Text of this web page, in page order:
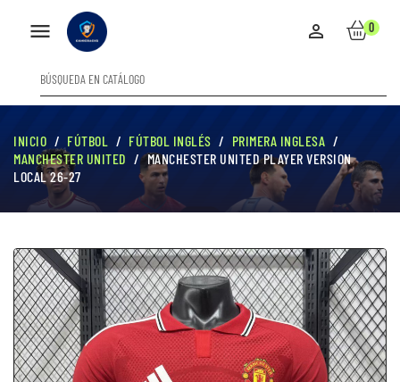
 0

INICIO FÚTBOL FÚTBOL INGLÉS
PRIMERA INGLESA
MANCHESTER UNITED
MANCHESTER UNITED PLAYER VERSION
LOCAL 26-27